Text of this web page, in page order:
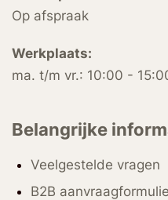
Op afspraak
Werkplaats:
ma. t/m vr.: 10:00 -
Belangrijke
Veelgestelde vragen
B2B